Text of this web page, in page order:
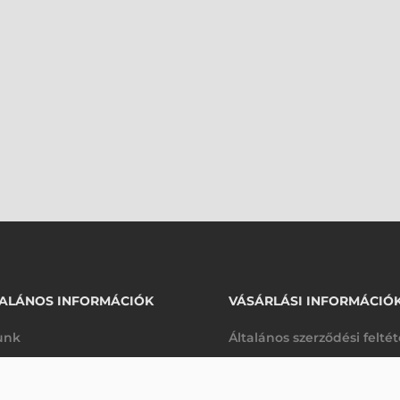
INFORMÁCIÓK VÁSÁRLÁSI
Általános szerződési